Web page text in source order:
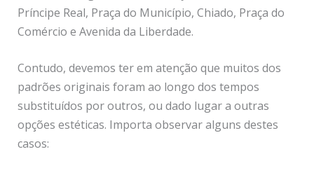
Príncipe Real, Praça do Município, Chiado, Praça do
Comércio e Avenida da Liberdade.
Contudo, devemos ter em atenção que muitos dos
padrões originais foram ao longo dos tempos
substituídos por outros, ou dado lugar a outras
opções estéticas. Importa observar alguns destes
casos: